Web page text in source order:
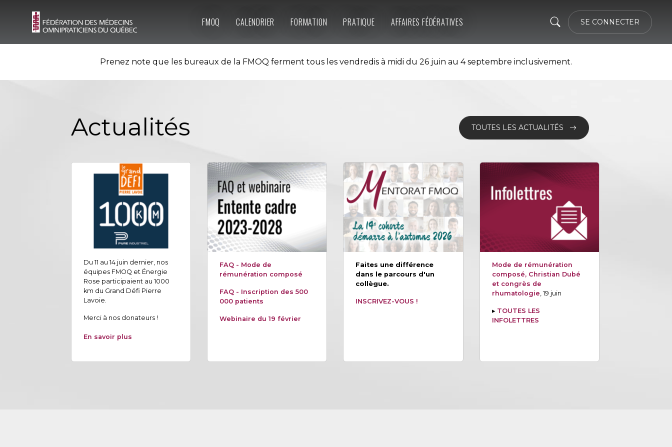
SE CONNECTER
FMOQ CALENDRIER FORMATION PRATIQUE AFFAIRES FÉDÉRATIVES
Prenez note que les bureaux de la FMOQ ferment tous les vendredis à midi du 26 juin au 4 septembre inclusivement.
Actualités TOUTES LES ACTUALITÉS
Du 11 au 14 juin dernier, nos
équipes FMOQ et Énergie
Rose participaient au 1000
km du Grand Défi Pierre
Lavoie.
Merci à nos donateurs !
En savoir plus
FAQ - Mode de
rémunération composé
FAQ - Inscription des 500
000 patients
Webinaire du 19 février
Faites une différence
dans le parcours d'un
collègue.
INSCRIVEZ-VOUS !
Mode de rémunération
composé, Christian Dubé
et congrès de
rhumatologie , 19 juin
▸ TOUTES LES
INFOLETTRES